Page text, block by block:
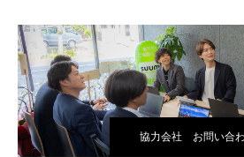
協力会社 お問い合